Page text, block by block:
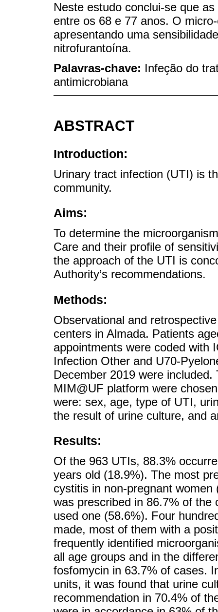
Neste estudo conclui-se que
entre os 68 e 77 anos. O
apresentando uma
nitrofurantoína.
Palavras-chave: Infeção do
antimicrobiana
ABSTRACT
Introduction:
Urinary tract infection (UTI) is
community.
Aims:
To determine the
Care and their profile of
the approach of the UTI is
Authority’s recommendations.
Methods:
Observational and
centers in Almada. Patients
appointments were coded with
Infection Other and U70-
December 2019 were
MIM@UF platform were
were: sex, age, type of UTI,
the result of urine culture, and
Results:
Of the 963 UTIs, 88.3%
years old (18.9%). The most
cystitis in non-pregnant
was prescribed in 86.7% of
used one (58.6%). Four
made, most of them with a
frequently identified
all age groups and in the
fosfomycin in 63.7% of cases.
units, it was found that urine
recommendation in 70.4% of